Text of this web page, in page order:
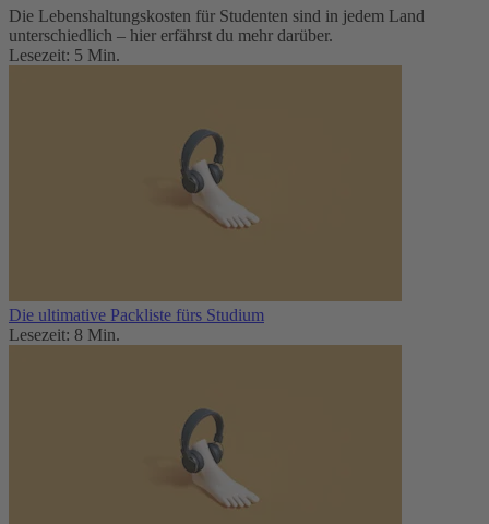
Die Lebenshaltungskosten für Studenten sind in jedem Land
unterschiedlich – hier erfährst du mehr darüber.
Lesezeit: 5 Min.
Die ultimative Packliste fürs Studium
Lesezeit: 8 Min.